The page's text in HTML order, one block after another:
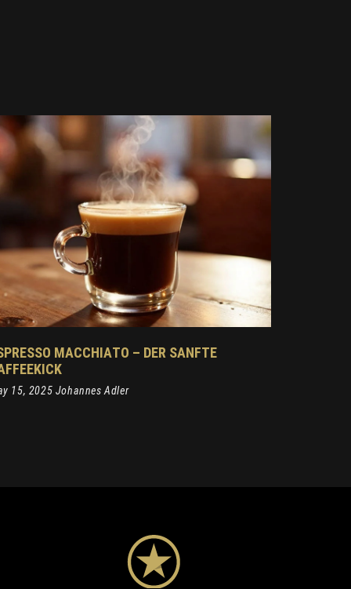
MACCHIATO – DER SANFTE
15, 2025 Johannes Adler